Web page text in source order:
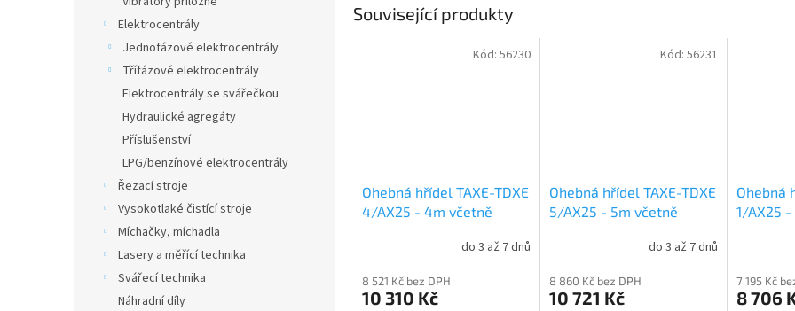
Elektrocentrály
Jednofázové elektrocentrály
Třífázové elektrocentrály
Elektrocentrály se svářečkou
Hydraulické agregáty
Příslušenství
LPG/benzínové elektrocentrály
Řezací stroje
Vysokotlaké čistící stroje
Míchačky, míchadla
Lasery a měřící technika
Svářecí technika
Náhradní díly
Související produkty
Ohebná hřídel TAXE-TDXE
4/AX25 - 4m včetně
pro vibrátor ENARdo 3 až 7 dnů
8 521 Kč bez DPH
10 310 Kč
Kód: 56230
Ohebná hřídel TAXE-TDXE
5/AX25 - 5m včetně
pro vibrátor ENARdo 3 až 7 dnů
8 860 Kč bez DPH
10 721 Kč
Kód: 56231
Ohebná
1/AX25 -
pro
7 195 Kč
8 706